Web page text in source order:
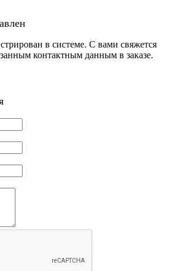
в системе. С вами свяжется
контактным данным в заказе.